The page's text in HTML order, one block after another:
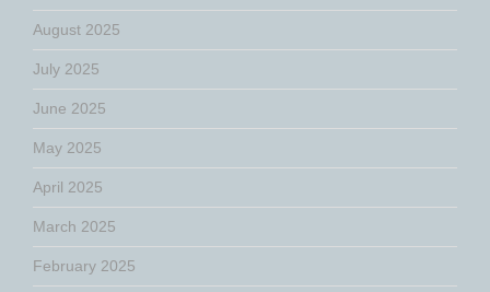
August 2025
July 2025
June 2025
May 2025
April 2025
March 2025
February 2025